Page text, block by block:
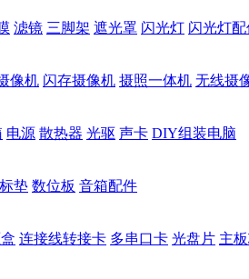
滤镜 三脚架 遮光罩 闪光灯 闪光灯配
像机 闪存摄像机 摄照一体机 无线摄
电源 散热器 光驱 声卡 DIY组装电脑
垫 数位板 音箱配件
连接线转接卡 多串口卡 光盘片 主